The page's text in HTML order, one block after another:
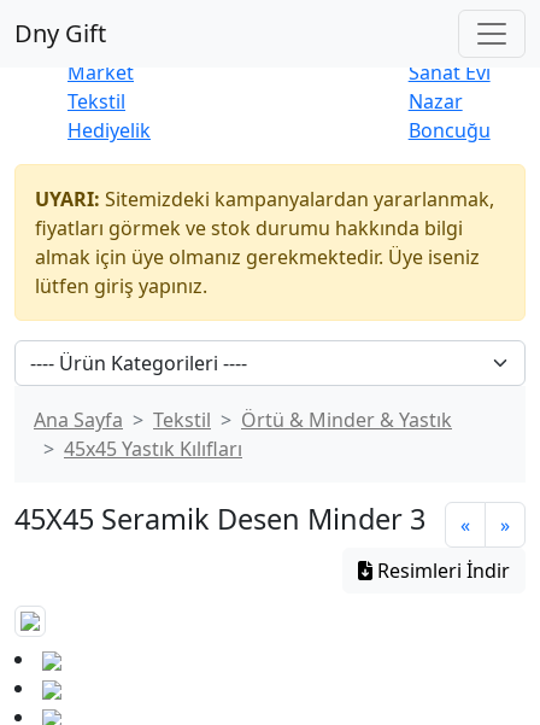
Dny Gift
Yeni Ürünler
İndirim
Market
Tekstil
Hediyelik
Sanat Evi
Nazar
Boncuğu
UYARI: Sitemizdeki kampanyalardan yararlanmak,
fiyatları görmek ve stok durumu hakkında bilgi
almak için üye olmanız gerekmektedir. Üye iseniz
lütfen giriş yapınız.
Ana Sayfa Tekstil
Örtü & Minder & Yastık
45x45 Yastık Kılıfları
45X45 Seramik Desen Minder 3 «
»
Resimleri İndir